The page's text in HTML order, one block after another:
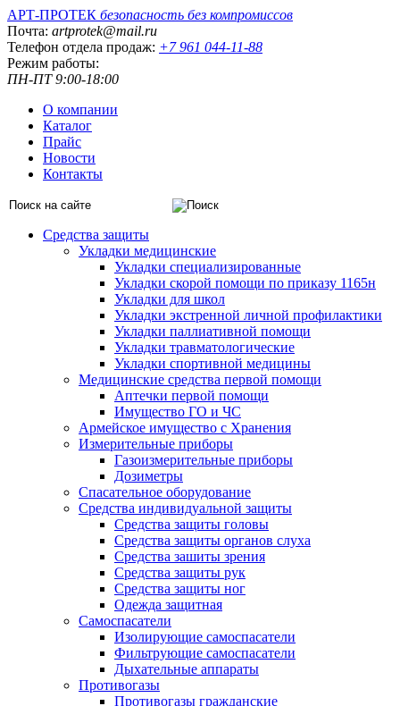
АРТ-ПРОТЕК безопасность без компромиссов
Почта: artprotek@mail.ru
Телефон отдела продаж: +7 961 044-11-88
Режим работы:
ПН-ПТ 9:00-18:00
О компании
Каталог
Прайс
Новости
Контакты
Средства защиты
Укладки медицинские
Укладки специализированные
Укладки скорой помощи по приказу 1165н
Укладки для школ
Укладки экстренной личной профилактики
Укладки паллиативной помощи
Укладки травматологические
Укладки спортивной медицины
Медицинские средства первой помощи
Аптечки первой помощи
Имущество ГО и ЧС
Армейское имущество с Хранения
Измерительные приборы
Газоизмерительные приборы
Дозиметры
Спасательное оборудование
Средства индивидуальной защиты
Средства защиты головы
Средства защиты органов слуха
Средства зашиты зрения
Средства защиты рук
Средства защиты ног
Одежда защитная
Самоспасатели
Изолирующие самоспасатели
Фильтрующие самоспасатели
Дыхательные аппараты
Противогазы
Противогазы гражданские